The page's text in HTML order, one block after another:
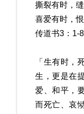
撕裂有时，
喜爱有时，
传道书3：1-8
「生有时，
生，更是在
爱、和平，
而死亡、哀